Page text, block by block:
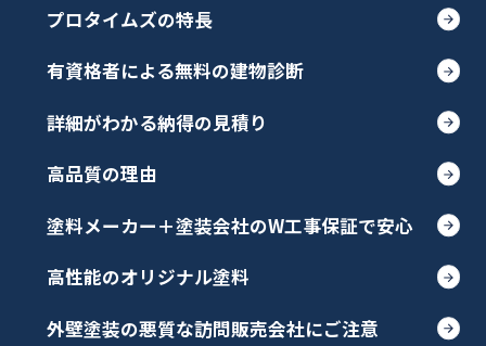
プロタイムズの特長
有資格者による無料の建物診断
詳細がわかる納得の見積り
高品質の理由
塗料メーカー＋塗装会社のW工事保証で安心
高性能のオリジナル塗料
外壁塗装の悪質な訪問販売会社にご注意